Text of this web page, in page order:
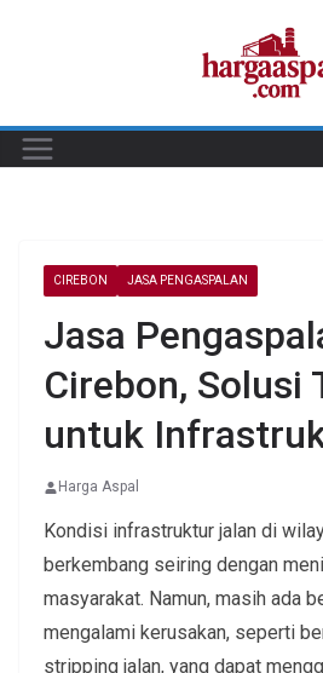
CIREBON JASA PENGASPALAN
Jasa
Cirebon, Solusi
untuk
Harga Aspal
Kondisi infrastruktur jalan di
berkembang seiring dengan
masyarakat. Namun, masih ada
mengalami kerusakan, seperti
stripping jalan, yang dapat